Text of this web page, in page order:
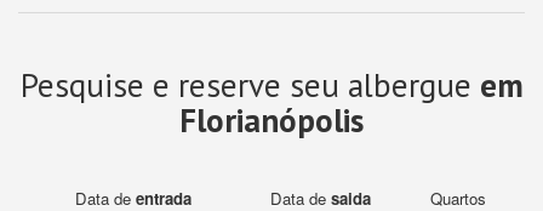
Pesquise e reserve seu albergue em
Florianópolis
Data de entrada Data de saida Quartos